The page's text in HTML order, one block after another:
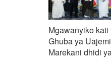
Mgawanyiko
Ghuba ya
Marekani dhidi